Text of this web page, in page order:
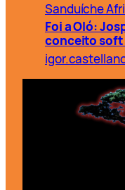
Sanduíche
Foi a Oló:
conceito soft